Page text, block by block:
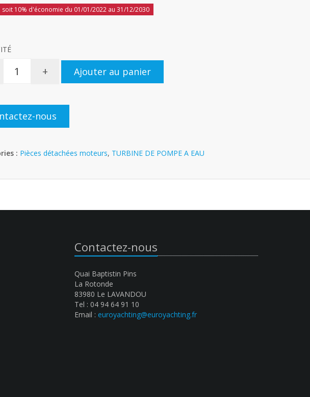
soit 10% d'économie du 01/01/2022 au 31/12/2030
+ Ajouter au panier
nous
: Pièces détachées moteurs, TURBINE DE POMPE A EAU
Contactez-nous
Quai Baptistin Pins
La Rotonde
83980 Le LAVANDOU
Tel : 04 94 64 91 10
Email : euroyachting@euroyachting.fr